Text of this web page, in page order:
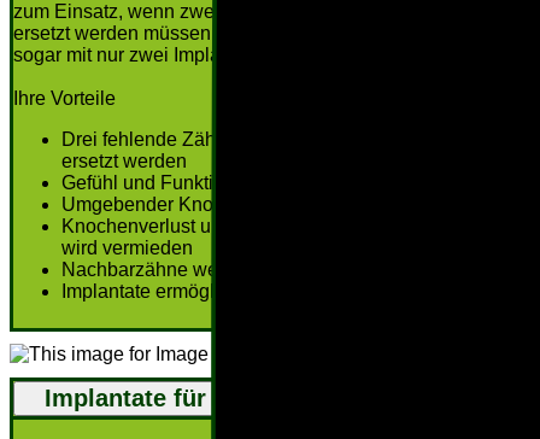
zum Einsatz, wenn zwei oder mehrere benachbarte Zähne
ersetzt werden müssen. Drei benachbarte Zähne können
sogar mit nur zwei Implantaten ersetzt werden.
Ihre Vorteile
Drei fehlende Zähne können mit nur zwei Implantaten
ersetzt werden
Gefühl und Funktionalität wie bei natürlichen Zähnen
Umgebender Knochen bleibt erhalten
Knochenverlust und Rückgang des Kieferknochens
wird vermieden
Nachbarzähne werden nicht beschliffen
Implantate ermöglichen eine sichere Befestigung
Implantate für Totalprothese